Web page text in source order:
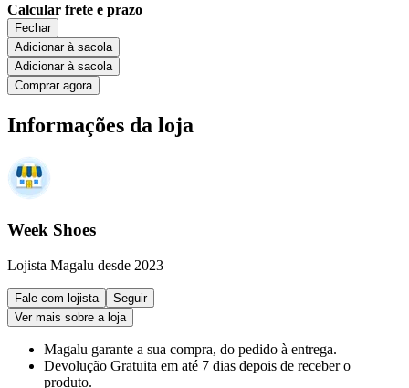
Calcular frete e prazo
Fechar
Adicionar à sacola
Adicionar à sacola
Comprar agora
Informações da loja
Week Shoes
Lojista Magalu desde 2023
Fale com lojista
Seguir
Ver mais sobre a loja
Magalu garante a sua compra, do pedido à entrega.
Devolução Gratuita em até 7 dias depois de receber o
produto.